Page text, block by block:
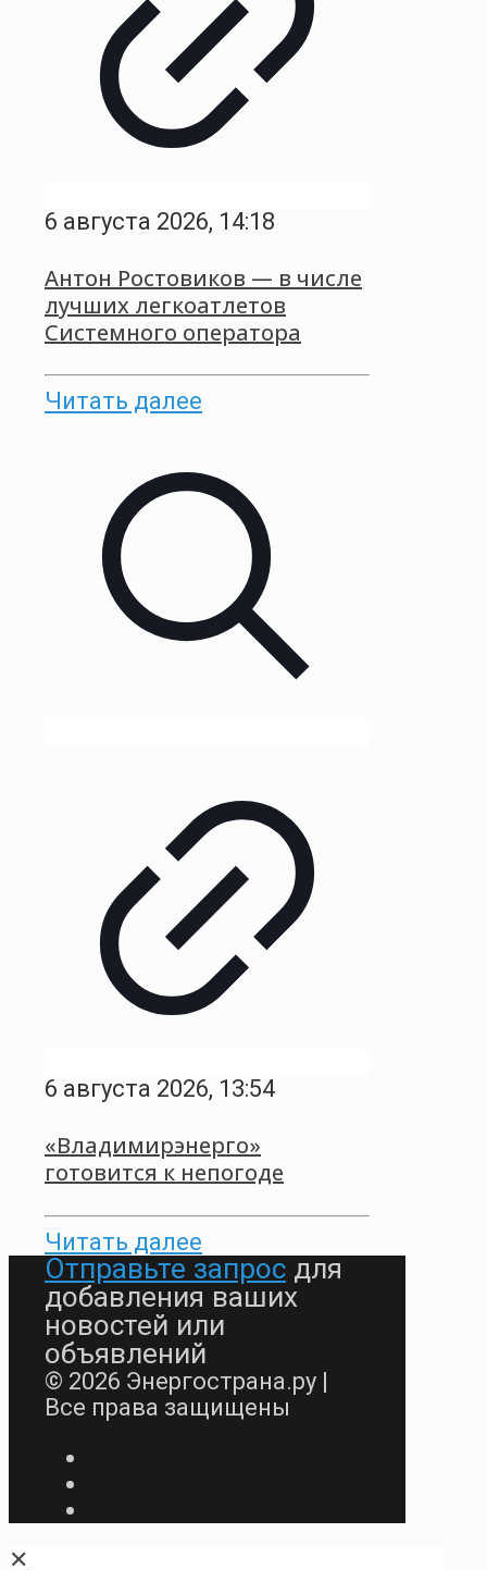
6 августа 2026, 14:18
Антон Ростовиков — в числе
лучших легкоатлетов
Системного оператора
Читать далее
6 августа 2026, 13:54
«Владимирэнерго»
готовится к непогоде
Читать далее
Отправьте запрос для
добавления ваших
новостей или
объявлений
© 2026 Энергострана.ру |
Все права защищены
✕